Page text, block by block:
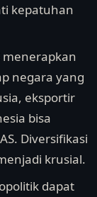
kepatuhan
menerapkan
negara yang
eksportir
bisa
Diversifikasi
krusial.
dapat